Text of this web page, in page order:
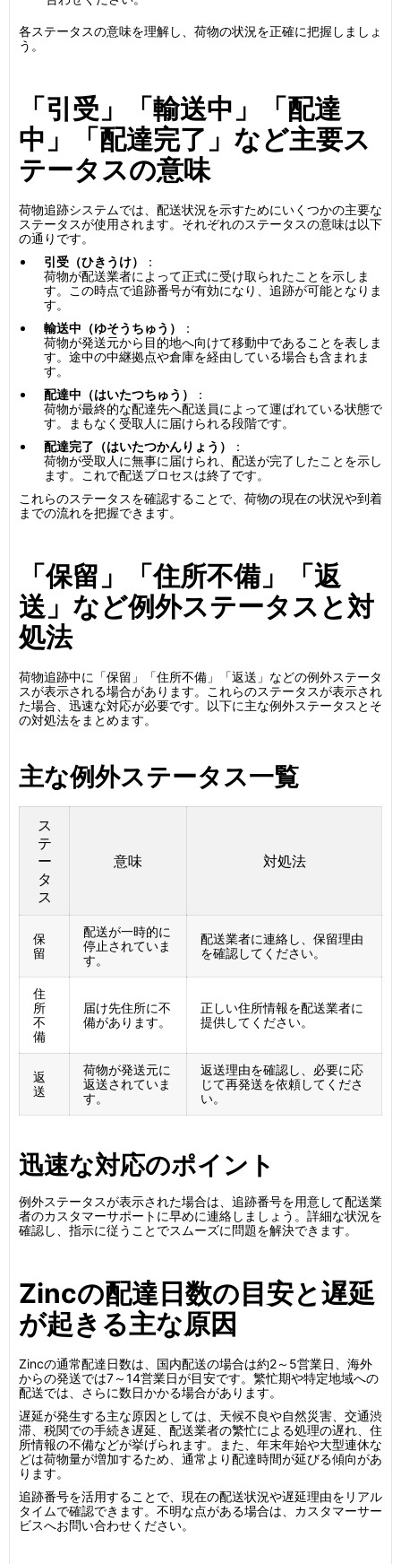
各ステータスの意味を理解し、荷物の状況を正確に把握しましょ
う。
「引受」「輸送中」「配達
中」「配達完了」など主要ス
テータスの意味
荷物追跡システムでは、配送状況を示すためにいくつかの主要な
ステータスが使用されます。それぞれのステータスの意味は以下
の通りです。
引受（ひきうけ）
：
荷物が配送業者によって正式に受け取られたことを示しま
す。この時点で追跡番号が有効になり、追跡が可能となりま
す。
輸送中（ゆそうちゅう）
：
荷物が発送元から目的地へ向けて移動中であることを表しま
す。途中の中継拠点や倉庫を経由している場合も含まれま
す。
配達中（はいたつちゅう）
：
荷物が最終的な配達先へ配送員によって運ばれている状態で
す。まもなく受取人に届けられる段階です。
配達完了（はいたつかんりょう）
：
荷物が受取人に無事に届けられ、配送が完了したことを示し
ます。これで配送プロセスは終了です。
これらのステータスを確認することで、荷物の現在の状況や到着
までの流れを把握できます。
「保留」「住所不備」「返
送」など例外ステータスと対
処法
荷物追跡中に「保留」「住所不備」「返送」などの例外ステータ
スが表示される場合があります。これらのステータスが表示され
た場合、迅速な対応が必要です。以下に主な例外ステータスとそ
の対処法をまとめます。
主な例外ステータス一覧
ス
テ
ー
タ
ス
意味 対処法
保
留
配送が一時的に
停止されていま
す。
配送業者に連絡し、保留理由
を確認してください。
住
所
不
備
届け先住所に不
備があります。
正しい住所情報を配送業者に
提供してください。
返
送
荷物が発送元に
返送されていま
す。
返送理由を確認し、必要に応
じて再発送を依頼してくださ
い。
迅速な対応のポイント
例外ステータスが表示された場合は、追跡番号を用意して配送業
者のカスタマーサポートに早めに連絡しましょう。詳細な状況を
確認し、指示に従うことでスムーズに問題を解決できます。
Zincの配達日数の目安と遅延
が起きる主な原因
Zincの通常配達日数は、国内配送の場合は約2～5営業日、海外
からの発送では7～14営業日が目安です。繁忙期や特定地域への
配送では、さらに数日かかる場合があります。
遅延が発生する主な原因としては、天候不良や自然災害、交通渋
滞、税関での手続き遅延、配送業者の繁忙による処理の遅れ、住
所情報の不備などが挙げられます。また、年末年始や大型連休な
どは荷物量が増加するため、通常より配達時間が延びる傾向があ
ります。
追跡番号を活用することで、現在の配送状況や遅延理由をリアル
タイムで確認できます。不明な点がある場合は、カスタマーサー
ビスへお問い合わせください。